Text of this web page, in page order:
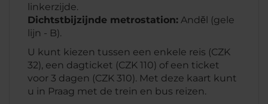
linkerzijde.
Dichtstbijzijnde metrostation: Andĕl (gele
lijn - B).
U kunt kiezen tussen een enkele reis (CZK
32), een dagticket (CZK 110) of een ticket
voor 3 dagen (CZK 310). Met deze kaart kunt
u in Praag met de trein en bus reizen.